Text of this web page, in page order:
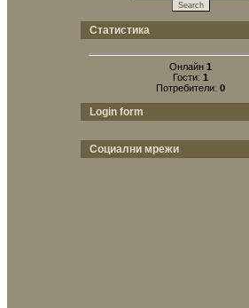
Статистика
Онлайн 1
Гости: 1
Потребители: 0
Login form
Социални мрежи